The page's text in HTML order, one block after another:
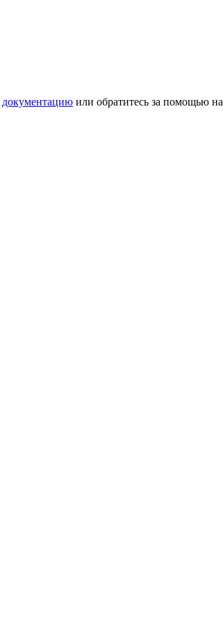
документацию или обратитесь за помощью на